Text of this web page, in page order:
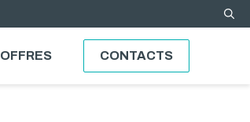
OFFRES CONTACTS